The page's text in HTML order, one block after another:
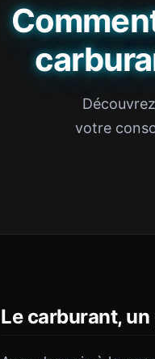
votre
Le carburant,